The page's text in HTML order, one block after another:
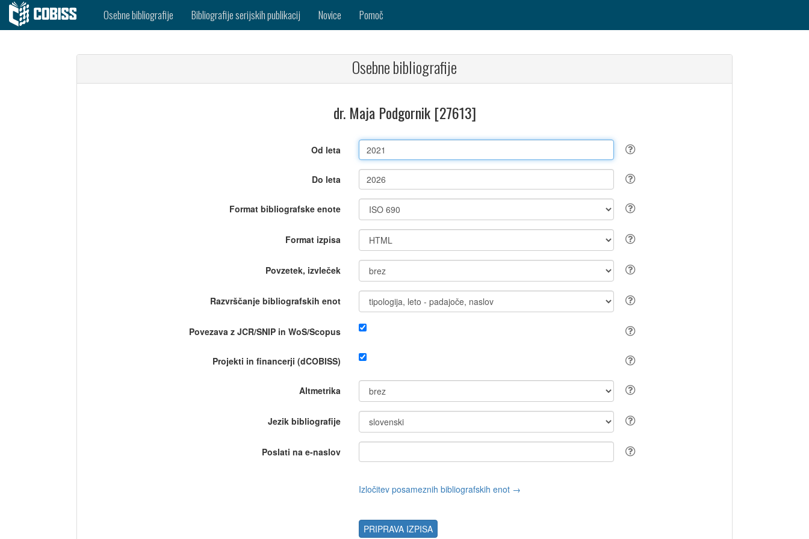
Osebne bibliografije Bibliografije serijskih publikacij Novice Pomoč
Osebne bibliografije
dr. Maja Podgornik [27613]
Od leta
Do leta
Format bibliografske enote
Format izpisa
Povzetek, izvleček
Razvrščanje bibliografskih enot
Povezava z JCR/SNIP in WoS/Scopus
Projekti in financerji (dCOBISS)
Altmetrika
Jezik bibliografije
Poslati na e-naslov
Izločitev posameznih bibliografskih enot →
PRIPRAVA IZPISA